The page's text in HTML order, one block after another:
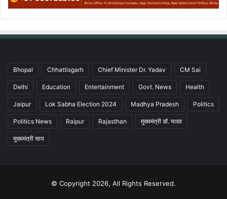
Bhopal Chhattisgarh Chief Minister Dr. Yadav CM Sai
Delhi Education Entertainment Govt. News Health
Jaipur Lok Sabha Election 2024 Madhya Pradesh Politics
Politics News Raipur Rajasthan मुख्यमंत्री डॉ. यादव
मुख्यमंत्री साय
© Copyright 2026, All Rights Reserved.